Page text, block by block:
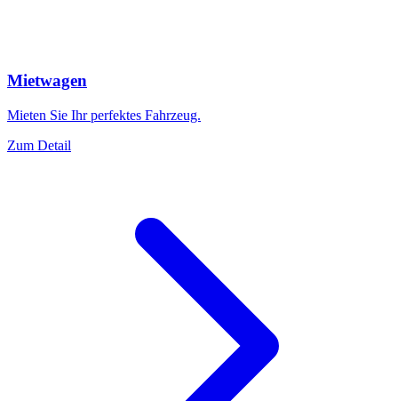
Mietwagen
Mieten Sie Ihr perfektes Fahrzeug.
Zum Detail